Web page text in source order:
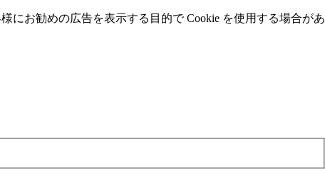
にお勧めの広告を表⽰する⽬的で Cookie を使⽤する場合があ